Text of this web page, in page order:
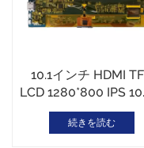
10.1インチ HDMI
LCD 1280*800 IPS
ンチ タッチUSBイン
フェース
続きを読む